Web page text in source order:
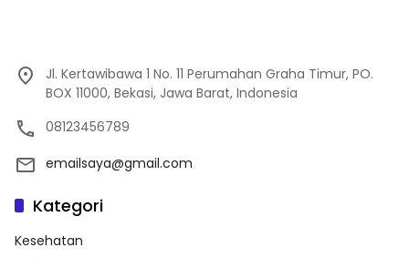
Jl. Kertawibawa 1 No. 11 Perumahan Graha Timur, PO.
BOX 11000, Bekasi, Jawa Barat, Indonesia
08123456789
emailsaya@gmail.com
Kategori
Kesehatan